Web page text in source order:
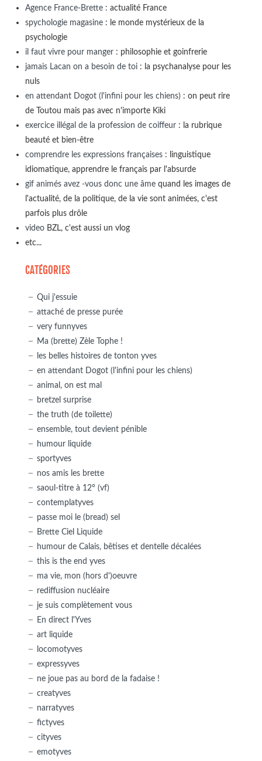
Agence France-Brette: actualité France
spychologie magasine: le monde mystérieux de la
psychologie
il faut vivre pour manger: philosophie et goinfrerie
jamais Lacan on a besoin de toi: la psychanalyse pour les
nuls
en attendant Dogot (l'infini pour les chiens): on peut rire
de Toutou mais pas avec n'importe Kiki
exercice illégal de la profession de coiffeur: la rubrique
beauté et bien-être
comprendre les expressions françaises: linguistique
idiomatique, apprendre le français par l'absurde
gif animés avez -vous donc une âmequand les images de
l'actualité, de la politique, de la vie sont animées, c'est
parfois plus drôle
videoBZL, c'est aussi un vlog
etc...
CATÉGORIES
Qui j'essuie
attaché de presse purée
very funnyves
Ma (brette) Zèle Tophe !
les belles histoires de tonton yves
en attendant Dogot (l'infini pour les chiens)
animal, on est mal
bretzel surprise
the truth (de toilette)
ensemble, tout devient pénible
humour liquide
sportyves
nos amis les brette
saoul-titre à 12° (vf)
contemplatyves
passe moi le (bread) sel
Brette Ciel Liquide
humour de Calais, bêtises et dentelle décalées
this is the end yves
ma vie, mon (hors d')oeuvre
rediffusion nucléaire
je suis complètement vous
En direct l'Yves
art liquide
locomotyves
expressyves
ne joue pas au bord de la fadaise !
creatyves
narratyves
fictyves
cityves
emotyves